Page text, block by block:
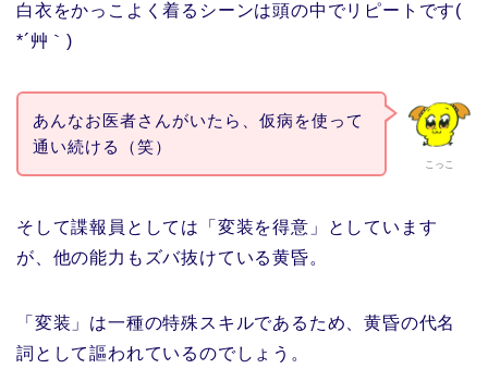
白衣をかっこよく着るシーンは頭の中でリピートです(
*´艸｀)
こっこ
あんなお医者さんがいたら、仮病を使って
通い続ける（笑）
そして諜報員としては「変装を得意」としています
が、他の能力もズバ抜けている黄昏。
「変装」は一種の特殊スキルであるため、黄昏の代名
詞として謳われているのでしょう。